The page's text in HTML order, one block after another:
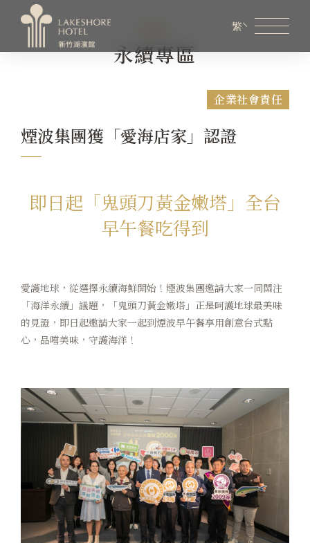
繁
永續專區
企業社會責任
煙波集團獲「愛海店家」認證
即日起「鬼頭刀黃金嫩塔」全台
早午餐吃得到
愛護地球，從選擇永續海鮮開始！煙波集團邀請大家一同關注
「海洋永續」議題，「鬼頭刀黃金嫩塔」正是呵護地球最美味
的見證，即日起邀請大家一起到煙波早午餐享用創意台式點
心，品嚐美味，守護海洋！
線上旅展券使用說明
客房資訊
餐飲美饌
設施服務
卡樂次元
在地旅行
永續專區
常見問題
聯絡我們
煙波顧客評論